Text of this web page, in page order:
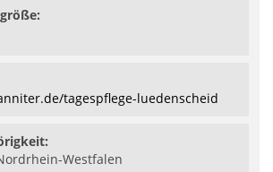
tagespflege-luedenscheid
Westfalen